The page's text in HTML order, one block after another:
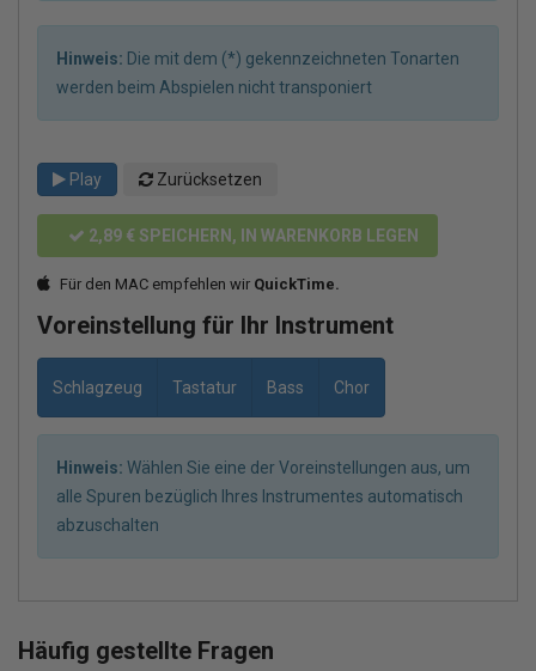
Hinweis: Die mit dem (*) gekennzeichneten Tonarten
werden beim Abspielen nicht transponiert
Play Zurücksetzen
2,89 € SPEICHERN, IN WARENKORB LEGEN
Für den MAC empfehlen wir QuickTime.
Voreinstellung für Ihr Instrument
Schlagzeug Tastatur Bass Chor
Hinweis: Wählen Sie eine der Voreinstellungen aus, um
alle Spuren bezüglich Ihres Instrumentes automatisch
abzuschalten
Häufig gestellte Fragen